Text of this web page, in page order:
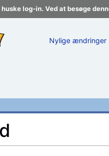
log-in. Ved at besøge
Nylige ændringer